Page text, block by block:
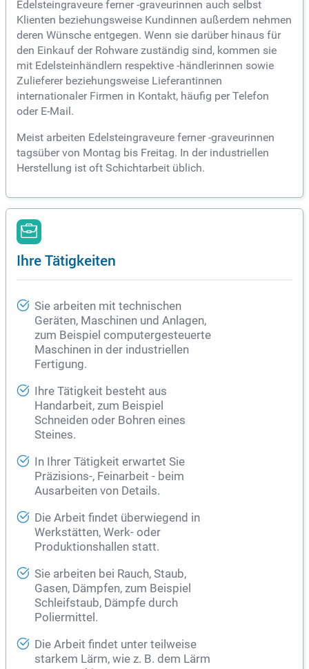
Edelsteingraveure ferner -graveurinnen auch selbst
Klienten beziehungsweise Kundinnen außerdem nehmen
deren Wünsche entgegen. Wenn sie darüber hinaus für
den Einkauf der Rohware zuständig sind, kommen sie
mit Edelsteinhändlern respektive -händlerinnen sowie
Zulieferer beziehungsweise Lieferantinnen
internationaler Firmen in Kontakt, häufig per Telefon
oder E-Mail.
Meist arbeiten Edelsteingraveure ferner -graveurinnen
tagsüber von Montag bis Freitag. In der industriellen
Herstellung ist oft Schichtarbeit üblich.
Ihre Tätigkeiten
Sie arbeiten mit technischen
Geräten, Maschinen und Anlagen,
zum Beispiel computergesteuerte
Maschinen in der industriellen
Fertigung.
Ihre Tätigkeit besteht aus
Handarbeit, zum Beispiel
Schneiden oder Bohren eines
Steines.
In Ihrer Tätigkeit erwartet Sie
Präzisions-, Feinarbeit - beim
Ausarbeiten von Details.
Die Arbeit findet überwiegend in
Werkstätten, Werk- oder
Produktionshallen statt.
Sie arbeiten bei Rauch, Staub,
Gasen, Dämpfen, zum Beispiel
Schleifstaub, Dämpfe durch
Poliermittel.
Die Arbeit findet unter teilweise
starkem Lärm, wie z. B. dem Lärm